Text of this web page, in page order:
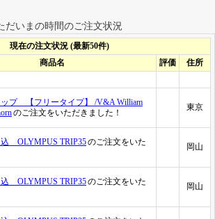
だいまの時間のご注文状況